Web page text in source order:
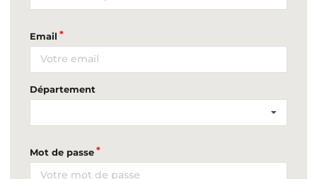
Email
Département
Mot de passe